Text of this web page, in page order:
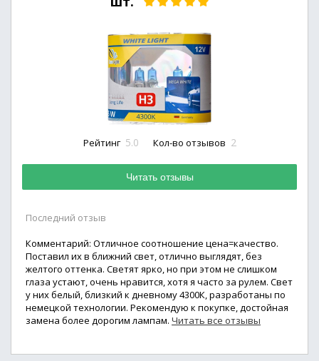
Рейтинг 5.0 Кол-во отзывов 2
Читать отзывы
Последний отзыв
Комментарий: Отличное соотношение цена=качество.
Поставил их в ближний свет, отлично выглядят, без
желтого оттенка. Светят ярко, но при этом не слишком
глаза устают, очень нравится, хотя я часто за рулем. Свет
у них белый, близкий к дневному 4300К, разработаны по
немецкой технологии. Рекомендую к покупке, достойная
замена более дорогим лампам. Читать все отзывы